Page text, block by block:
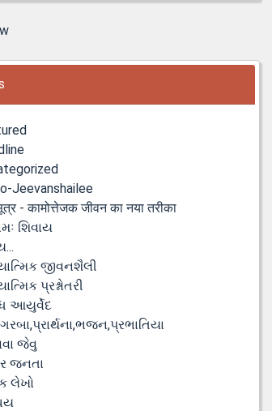
Jeevanshailee
- कामोत्तेजक जीवन का नया तरीका
શિવાય
જીવનશૈલી
પ્રશ્નોતરી
આયુર્વેદ
જેવુ
જનતા
લેખો